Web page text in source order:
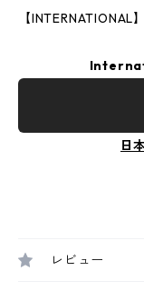
【INTERNATIONAL
日
レビュー